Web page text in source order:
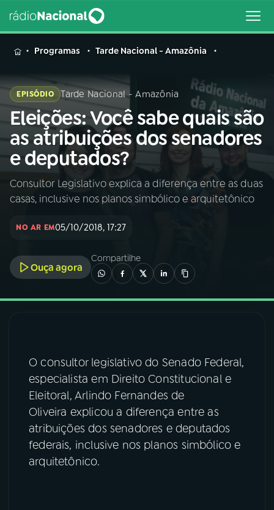
MENU
Buscar
na
Rádio
Nacional
Buscar
AO VIVO
INÍCIO
A RÁDIO
03PROGRAMAÇÃO
05PODCASTS
06VIDEOCASTS
07ÚLTIMAS
Programas Tarde Nacional - Amazônia
EPISÓDIO Tarde Nacional - Amazônia
Eleições: Você sabe quais são
as atribuições dos senadores
e deputados?
Consultor Legislativo explica a diferença entre as duas
casas, inclusive nos planos simbólico e arquitetônico
NO AR EM05/10/2018, 17:27
Ouça agora
Compartilhe
O consultor legislativo do Senado Federal,
especialista em Direito Constitucional e
Eleitoral, Arlindo Fernandes de
Oliveira explicou a diferença entre as
atribuições dos senadores e deputados
federais, inclusive nos planos simbólico e
arquitetônico.